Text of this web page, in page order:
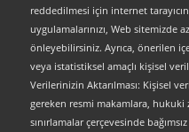
reddedilmesi için internet
uygulamalarınızı, Web sitemizde
önleyebilirsiniz. Ayrıca, önerilen
veya istatistiksel amaçlı kişisel
Verilerinizin Aktarılması: Kişisel
gereken resmi makamlara,
sınırlamalar çerçevesinde